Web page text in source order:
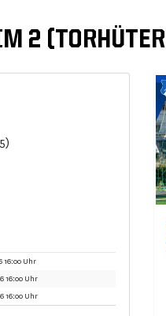
2
16:00 Uhr
16:00 Uhr
16:00 Uhr